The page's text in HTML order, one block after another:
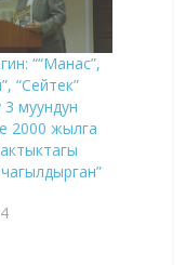
““Манас”,
“Сейтек”
3 муундун
2000 жылга